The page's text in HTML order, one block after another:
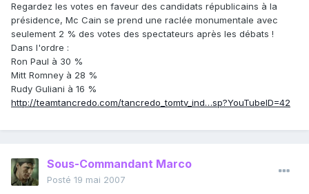
Regardez les votes en faveur des candidats républicains à la
présidence, Mc Cain se prend une raclée monumentale avec
seulement 2 % des votes des spectateurs après les débats !
Dans l'ordre :
Ron Paul à 30 %
Mitt Romney à 28 %
Rudy Guliani à 16 %
http://teamtancredo.com/tancredo_tomtv_ind…sp?YouTubeID=42
Sous-Commandant Marco
Posté 19 mai 2007